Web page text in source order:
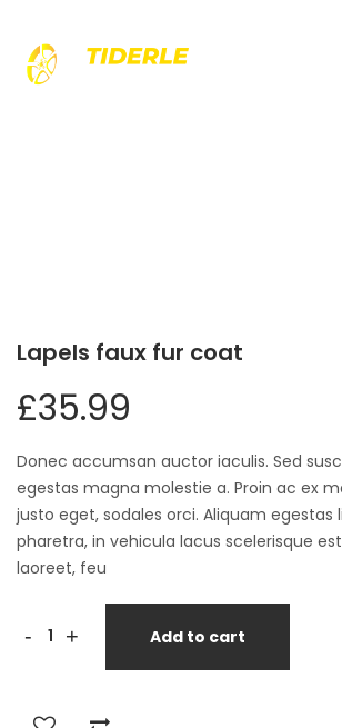
Lapels faux fur coat
£35.99
Donec accumsan auctor iaculis. Sed
egestas magna molestie a. Proin ac ex
justo eget, sodales orci. Aliquam egestas
pharetra, in vehicula lacus scelerisque
laoreet, feu
- + Add to cart